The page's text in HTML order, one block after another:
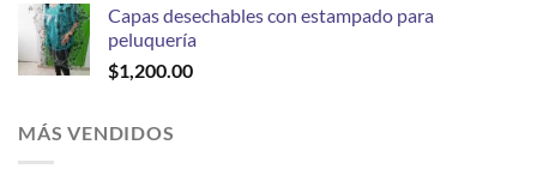
Capas desechables con estampado para
peluquería
$1,200.00
MÁS VENDIDOS